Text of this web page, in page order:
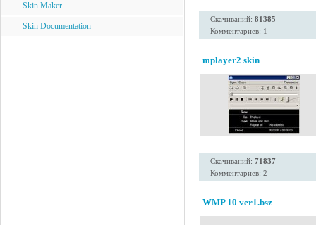
Skin Maker
Skin Documentation
Скачиваний: 81385
Комментариев: 1
mplayer2 skin
Скачиваний: 71837
Комментариев: 2
WMP 10 ver1.bsz